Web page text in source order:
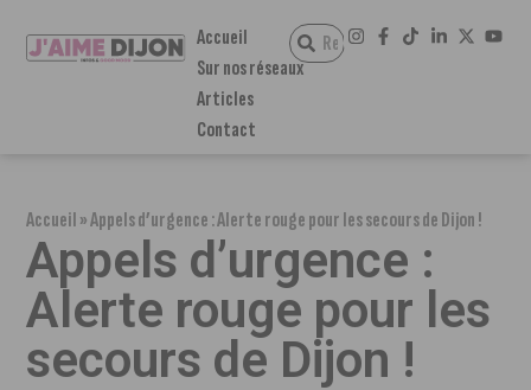
Accueil
Sur nos réseaux
Articles
Contact
Accueil»Appels d’urgence : Alerte rouge pour les secours de Dijon !
Appels d’urgence :
Alerte rouge pour les
secours de Dijon !